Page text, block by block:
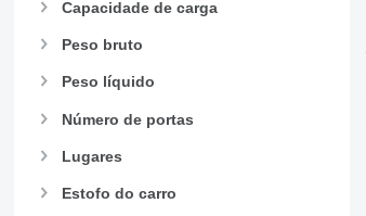
Capacidade de carga
Peso bruto
Peso líquido
Número de portas
Lugares
Estofo do carro